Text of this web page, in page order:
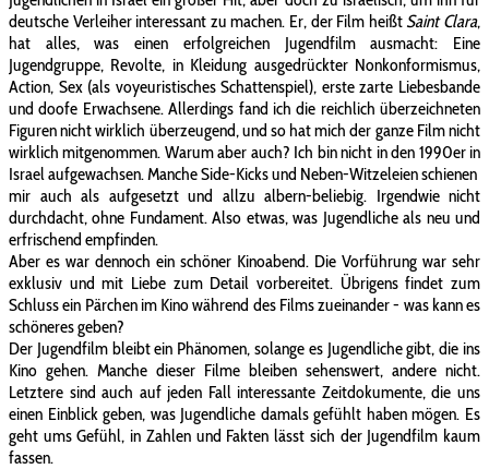
deutsche Verleiher interessant zu machen. Er, der Film heißt Saint Clara,
hat alles, was einen erfolgreichen Jugendfilm ausmacht: Eine
Jugendgruppe, Revolte, in Kleidung ausgedrückter Nonkonformismus,
Action, Sex (als voyeuristisches Schattenspiel), erste zarte Liebesbande
und doofe Erwachsene. Allerdings fand ich die reichlich überzeichneten
Figuren nicht wirklich überzeugend, und so hat mich der ganze Film nicht
wirklich mitgenommen. Warum aber auch? Ich bin nicht in den 1990er in
Israel aufgewachsen. Manche Side-Kicks und Neben-Witzeleien schienen
mir auch als aufgesetzt und allzu albern-beliebig. Irgendwie nicht
durchdacht, ohne Fundament. Also etwas, was Jugendliche als neu und
erfrischend empfinden.
Aber es war dennoch ein schöner Kinoabend. Die Vorführung war sehr
exklusiv und mit Liebe zum Detail vorbereitet. Übrigens findet zum
Schluss ein Pärchen im Kino während des Films zueinander - was kann es
schöneres geben?
Der Jugendfilm bleibt ein Phänomen, solange es Jugendliche gibt, die ins
Kino gehen. Manche dieser Filme bleiben sehenswert, andere nicht.
Letztere sind auch auf jeden Fall interessante Zeitdokumente, die uns
einen Einblick geben, was Jugendliche damals gefühlt haben mögen. Es
geht ums Gefühl, in Zahlen und Fakten lässt sich der Jugendfilm kaum
fassen.